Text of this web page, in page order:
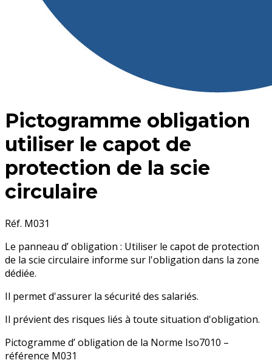
Pictogramme obligation
utiliser le capot de
protection de la scie
circulaire
Réf. M031
Le panneau d’ obligation : Utiliser le capot de protection
de la scie circulaire informe sur l'obligation dans la zone
dédiée.
Il permet d'assurer la sécurité des salariés.
Il prévient des risques liés à toute situation d'obligation.
Pictogramme d’ obligation de la Norme Iso7010 –
référence M031